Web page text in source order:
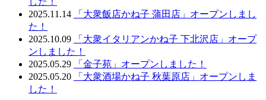
2025.11.14
「大衆飯店かね子 蒲田店」オープンしまし
た！
2025.10.09
「大衆イタリアンかね子 下北沢店」オープ
ンしました！
2025.05.29
「金子苑」オープンしました！
2025.05.20
「大衆酒場かね子 秋葉原店」オープンしま
した！